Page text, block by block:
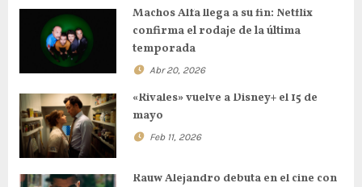
Machos Alfa llega a su fin: Netflix
confirma el rodaje de la última
temporada
Abr 20, 2026
«Rivales» vuelve a Disney+ el 15 de
mayo
Feb 11, 2026
Rauw Alejandro debuta en el cine con